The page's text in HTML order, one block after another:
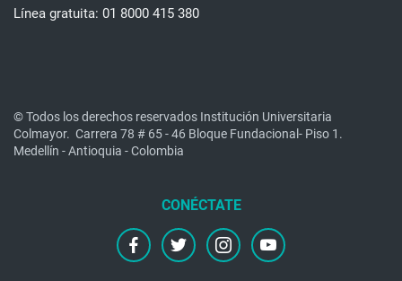
Línea gratuita: 01 8000 415 380
© Todos los derechos reservados Institución Universitaria
Colmayor. Carrera 78 # 65 - 46 Bloque Fundacional- Piso 1.
Medellín - Antioquia - Colombia